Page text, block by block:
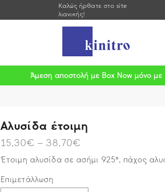
Καλώς ήρθατε στο site
λιανικής!
Άμεση αποστολή με Box Now μόνο
Αλυσίδα έτοιμη
15,30€ – 38,70€
Έτοιμη αλυσίδα σε ασήμι 925°, πάχος
Επιμετάλλωση